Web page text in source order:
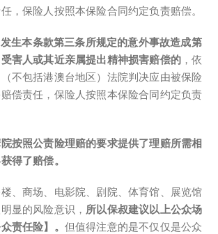
，保险人按照本保险合同约定负责赔偿。
生本条款第三条所规定的意外事故造成第
害人或其近亲属提出精神损害赔偿的 ，依
不包括港澳台地区）法院判决应由被保险
偿责任，保险人按照本保险合同约定负责
按照公责险理赔的要求提供了理赔所需相
得了赔偿。
、商场、电影院、剧院、体育馆、展览馆
显的风险意识， 所以保叔建议以上公众场
责任险】 。 但值得注意的是不仅仅是公众